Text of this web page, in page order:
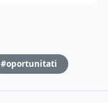
#oportunitati